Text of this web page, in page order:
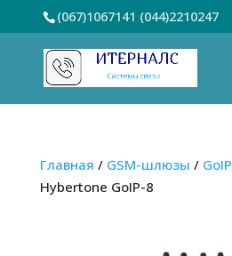
(067)1067141 (044)2210247
Главная / GSM-шлюзы / GoIP
Hybertone GoIP-8